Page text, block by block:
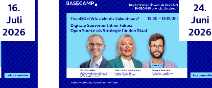
16.
Juli
2026
24.
Juni
2026